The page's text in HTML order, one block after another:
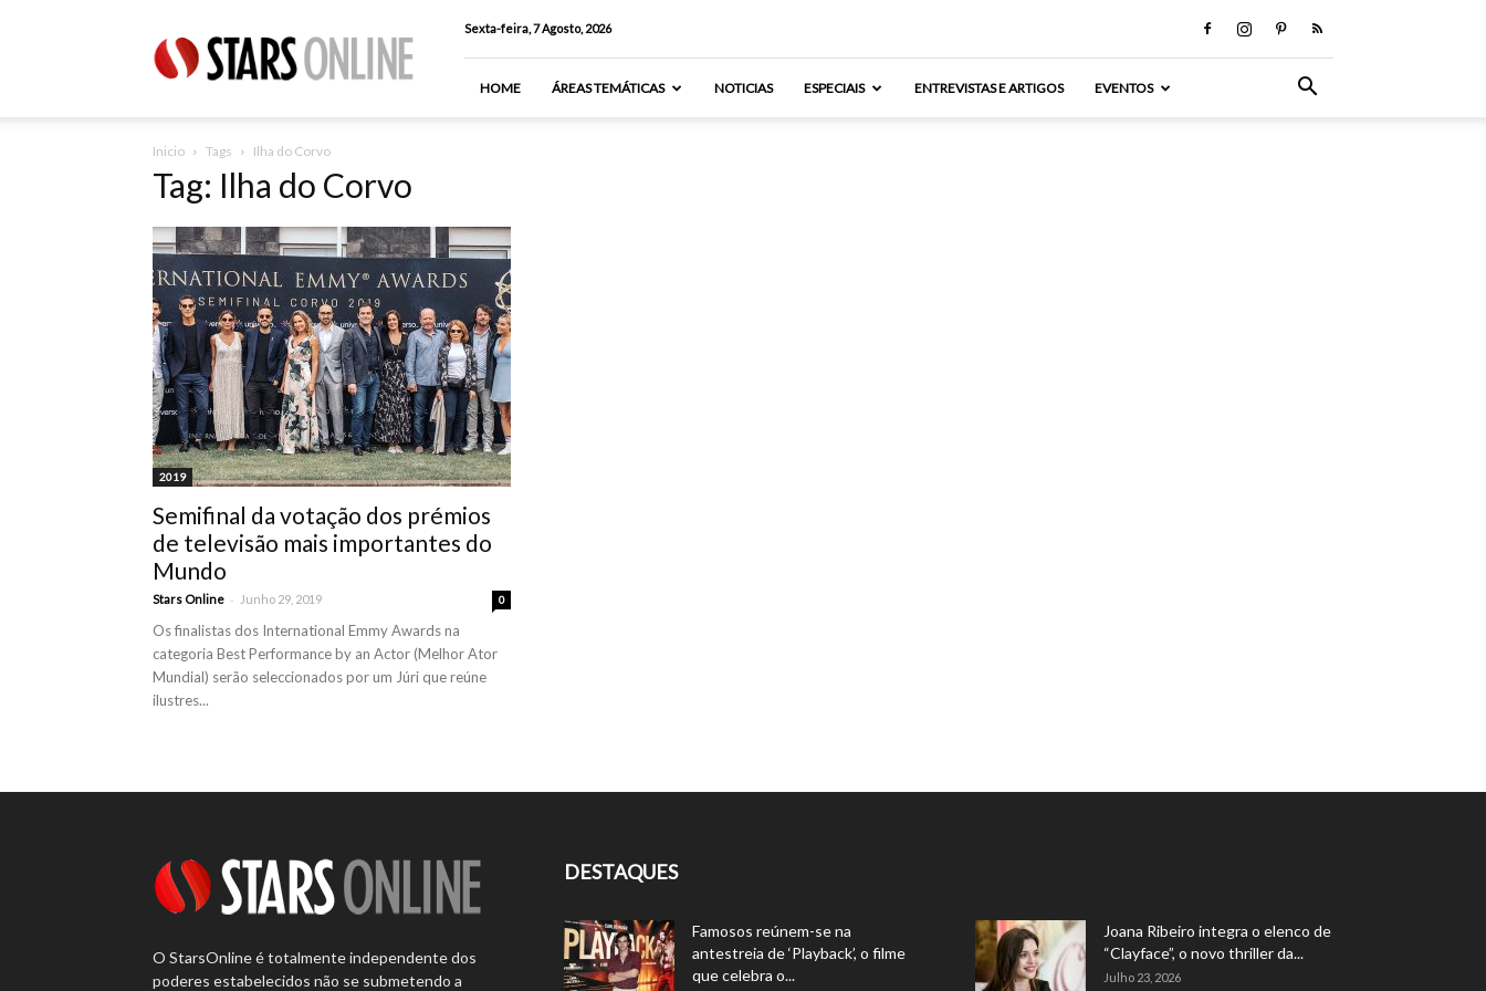
Online
Sexta-feira, 7 Agosto, 2026
HOME ÁREAS TEMÁTICAS NOTICIAS ESPECIAIS ENTREVISTAS E ARTIGOS EVENTOS
Inicio Tags Ilha do Corvo
Tag: Ilha do Corvo
2019
Semifinal da votação dos prémios
de televisão mais importantes do
Mundo
Stars Online - Junho 29, 2019 0
Os finalistas dos International Emmy Awards na
categoria Best Performance by an Actor (Melhor Ator
Mundial) serão seleccionados por um Júri que reúne
ilustres...
O StarsOnline é totalmente independente dos
poderes estabelecidos não se submetendo a
DESTAQUES
Famosos reúnem-se na
antestreia de ‘Playback’, o filme
que celebra o...
Joana Ribeiro integra o elenco de
“Clayface”, o novo thriller da...
Julho 23, 2026